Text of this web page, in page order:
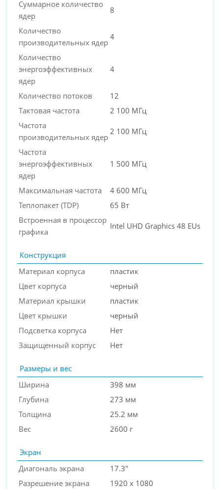
Суммарное количество
ядер
8
Количество
производительных ядер
4
Количество
энергоэффективных
ядер
4
Количество потоков
12
Тактовая частота
2 100 МГц
Частота
производительных ядер
2 100 МГц
Частота
энергоэффективных
ядер
1 500 МГц
Максимальная частота
4 600 МГц
Теплопакет (TDP)
65 Вт
Встроенная в процессор
графика
Intel UHD Graphics 48 EUs
Конструкция
Материал корпуса
пластик
Цвет корпуса
черный
Материал крышки
пластик
Цвет крышки
черный
Подсветка корпуса
Нет
Защищенный корпус
Нет
Размеры и вес
Ширина
398 мм
Глубина
273 мм
Толщина
25.2 мм
Вес
2600 г
Экран
Диагональ экрана
17.3"
Разрешение экрана
1920 x 1080